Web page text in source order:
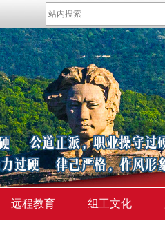
远程教育 组工文化